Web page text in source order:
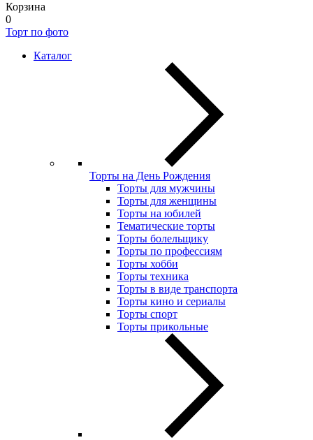
Корзина
0
Торт по фото
Каталог
Торты на День Рождения
Торты для мужчины
Торты для женщины
Торты на юбилей
Тематические торты
Торты болельщику
Торты по профессиям
Торты хобби
Торты техника
Торты в виде транспорта
Торты кино и сериалы
Торты спорт
Торты прикольные